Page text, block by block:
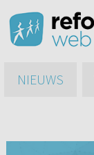
NIEUWS